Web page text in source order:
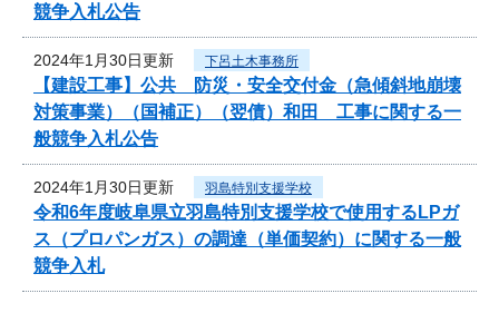
競争入札公告
2024年1月30日更新 下呂土木事務所
【建設工事】公共 防災・安全交付金（急傾斜地崩壊
対策事業）（国補正）（翌債）和田 工事に関する一
般競争入札公告
2024年1月30日更新 羽島特別支援学校
令和6年度岐阜県立羽島特別支援学校で使用するLPガ
ス（プロパンガス）の調達（単価契約）に関する一般
競争入札